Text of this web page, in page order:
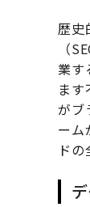
歴史
（
業す
ま
がブ
ーム
ド